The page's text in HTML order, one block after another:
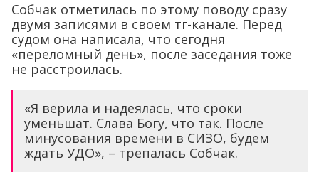
Собчак отметилась по этому поводу сразу
двумя записями в своем тг-канале. Перед
судом она написала, что сегодня
«переломный день», после заседания тоже
не расстроилась.
«Я верила и надеялась, что сроки
уменьшат. Слава Богу, что так. После
минусования времени в СИЗО, будем
ждать УДО», – трепалась Собчак.